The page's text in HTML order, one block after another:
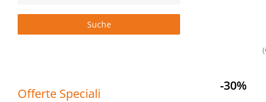
Offerte Speciali
-30%